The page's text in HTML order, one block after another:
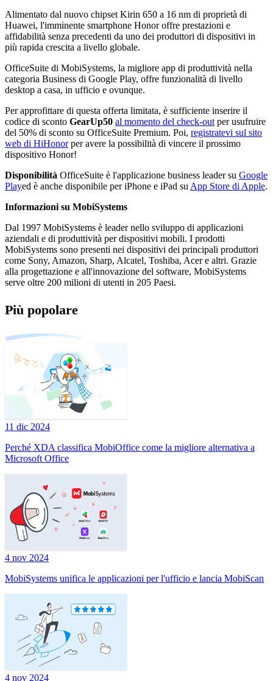
Alimentato dal nuovo chipset Kirin 650 a 16 nm di proprietà di
Huawei, l'imminente smartphone Honor offre prestazioni e
affidabilità senza precedenti da uno dei produttori di dispositivi in
più rapida crescita a livello globale.
OfficeSuite di MobiSystems, la migliore app di produttività nella
categoria Business di Google Play, offre funzionalità di livello
desktop a casa, in ufficio e ovunque.
Per approfittare di questa offerta limitata, è sufficiente inserire il
codice di sconto GearUp50 al momento del check-out per usufruire
del 50% di sconto su OfficeSuite Premium. Poi, registratevi sul sito
web di HiHonorper avere la possibilità di vincere il prossimo
dispositivo Honor!
Disponibilità OfficeSuite è l'applicazione business leader su Google
Played è anche disponibile per iPhone e iPad su App Store di Apple.
Informazioni su MobiSystems
Dal 1997 MobiSystems è leader nello sviluppo di applicazioni
aziendali e di produttività per dispositivi mobili. I prodotti
MobiSystems sono presenti nei dispositivi dei principali produttori
come Sony, Amazon, Sharp, Alcatel, Toshiba, Acer e altri. Grazie
alla progettazione e all'innovazione del software, MobiSystems
serve oltre 200 milioni di utenti in 205 Paesi.
Più popolare
11 dic 2024
Perché XDA classifica MobiOffice come la migliore alternativa a
Microsoft Office
4 nov 2024
MobiSystems unifica le applicazioni per l'ufficio e lancia MobiScan
4 nov 2024